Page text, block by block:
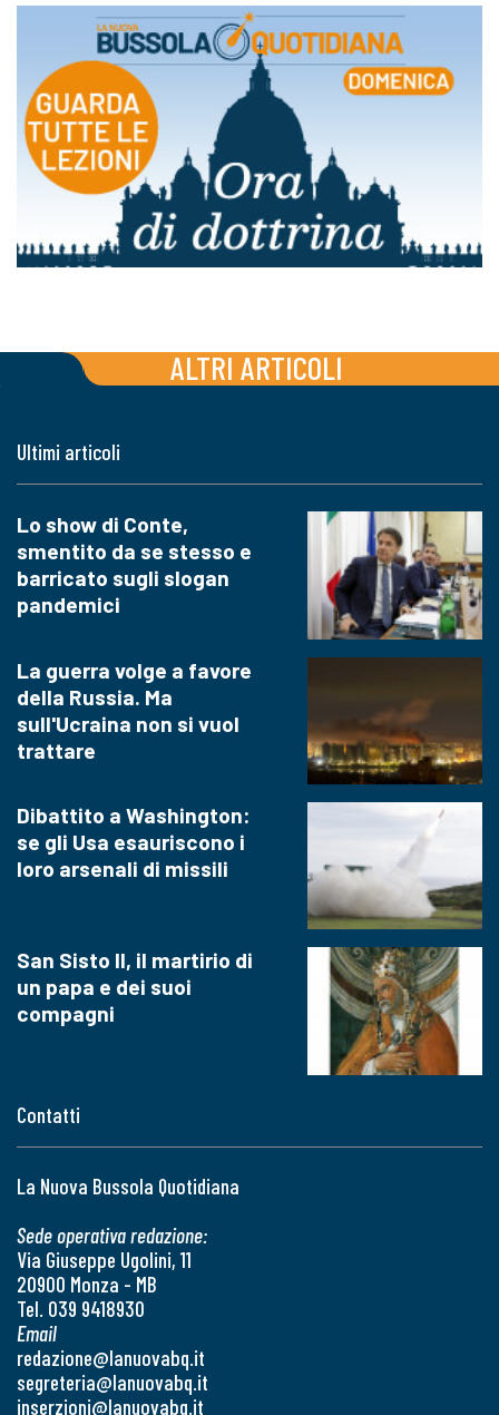
ALTRI ARTICOLI
Contatti
La Nuova Bussola Quotidiana
Sede operativa redazione:
Via Giuseppe Ugolini, 11
20900 Monza - MB
Tel. 039 9418930
Email
redazione@lanuovabq.it
segreteria@lanuovabq.it
inserzioni@lanuovabq.it
Ultimi articoli
Lo show di Conte,
smentito da se stesso e
barricato sugli slogan
pandemici
La guerra volge a favore
della Russia. Ma
sull'Ucraina non si vuol
trattare
Dibattito a Washington:
se gli Usa esauriscono i
loro arsenali di missili
San Sisto II, il martirio di
un papa e dei suoi
compagni